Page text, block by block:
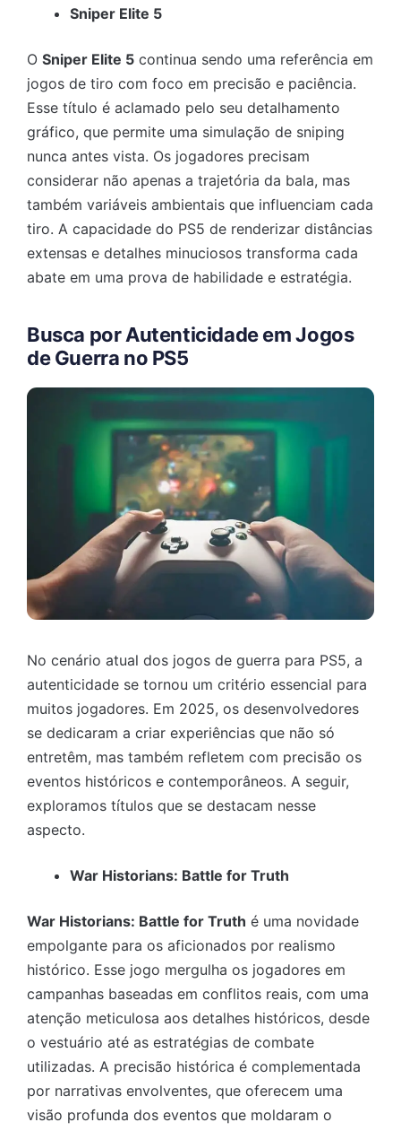
Sniper Elite 5
O Sniper Elite 5 continua sendo uma referência em
jogos de tiro com foco em precisão e paciência.
Esse título é aclamado pelo seu detalhamento
gráfico, que permite uma simulação de sniping
nunca antes vista. Os jogadores precisam
considerar não apenas a trajetória da bala, mas
também variáveis ambientais que influenciam cada
tiro. A capacidade do PS5 de renderizar distâncias
extensas e detalhes minuciosos transforma cada
abate em uma prova de habilidade e estratégia.
Busca por Autenticidade em Jogos
de Guerra no PS5
No cenário atual dos jogos de guerra para PS5, a
autenticidade se tornou um critério essencial para
muitos jogadores. Em 2025, os desenvolvedores
se dedicaram a criar experiências que não só
entretêm, mas também refletem com precisão os
eventos históricos e contemporâneos. A seguir,
exploramos títulos que se destacam nesse
aspecto.
War Historians: Battle for Truth
War Historians: Battle for Truth é uma novidade
empolgante para os aficionados por realismo
histórico. Esse jogo mergulha os jogadores em
campanhas baseadas em conflitos reais, com uma
atenção meticulosa aos detalhes históricos, desde
o vestuário até as estratégias de combate
utilizadas. A precisão histórica é complementada
por narrativas envolventes, que oferecem uma
visão profunda dos eventos que moldaram o